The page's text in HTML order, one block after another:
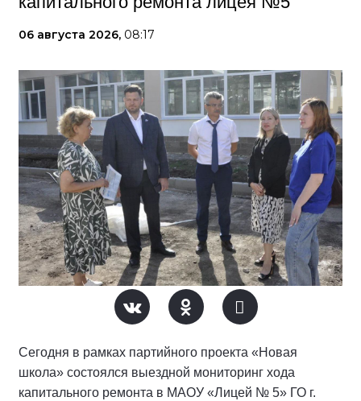
06 августа 2026, 08:17
Сегодня в рамках партийного проекта «Новая
школа» состоялся выездной мониторинг хода
капитального ремонта в МАОУ «Лицей № 5» ГО г.